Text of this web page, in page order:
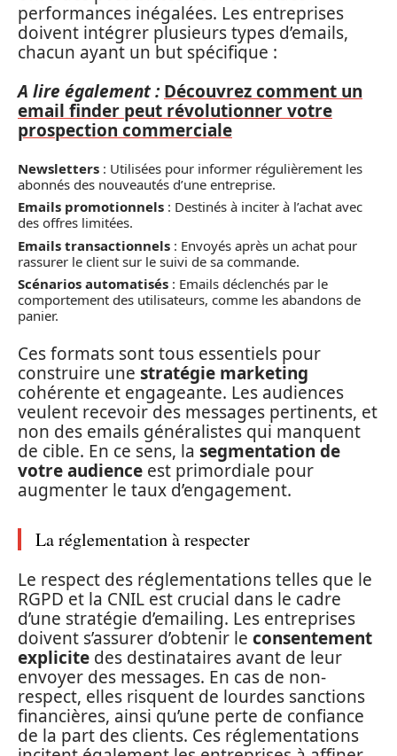
performances inégalées. Les entreprises
doivent intégrer plusieurs types d’emails,
chacun ayant un but spécifique :
A lire également : Découvrez comment un
email finder peut révolutionner votre
prospection commerciale
Newsletters : Utilisées pour informer régulièrement les
abonnés des nouveautés d’une entreprise.
Emails promotionnels : Destinés à inciter à l’achat avec
des offres limitées.
Emails transactionnels : Envoyés après un achat pour
rassurer le client sur le suivi de sa commande.
Scénarios automatisés : Emails déclenchés par le
comportement des utilisateurs, comme les abandons de
panier.
Ces formats sont tous essentiels pour
construire une stratégie marketing
cohérente et engageante. Les audiences
veulent recevoir des messages pertinents, et
non des emails généralistes qui manquent
de cible. En ce sens, la segmentation de
votre audience est primordiale pour
augmenter le taux d’engagement.
La réglementation à respecter
Le respect des réglementations telles que le
RGPD et la CNIL est crucial dans le cadre
d’une stratégie d’emailing. Les entreprises
doivent s’assurer d’obtenir le consentement
explicite des destinataires avant de leur
envoyer des messages. En cas de non-
respect, elles risquent de lourdes sanctions
financières, ainsi qu’une perte de confiance
de la part des clients. Ces réglementations